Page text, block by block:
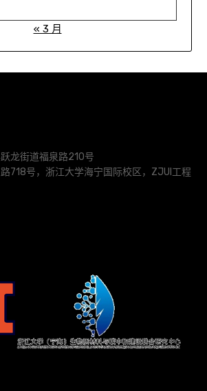
« 3 月
龙街道福泉路210号
718号，浙江大学海宁国际校区，ZJUI工程